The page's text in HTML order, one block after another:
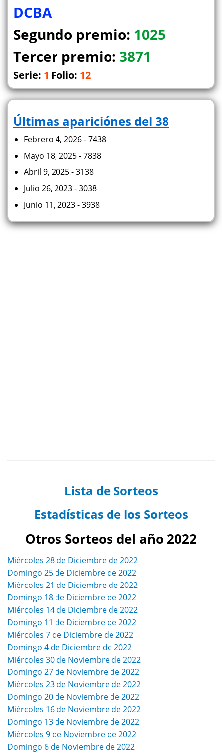
DCBA
Segundo premio: 1025
Tercer premio: 3871
Serie: 1 Folio: 12
Últimas apariciónes del 38
Febrero 4, 2026 - 7438
Mayo 18, 2025 - 7838
Abril 9, 2025 - 3138
Julio 26, 2023 - 3038
Junio 11, 2023 - 3938
Lista de Sorteos
Estadísticas de los Sorteos
Otros Sorteos del año 2022
Miércoles 28 de Diciembre de 2022
Domingo 25 de Diciembre de 2022
Miércoles 21 de Diciembre de 2022
Domingo 18 de Diciembre de 2022
Miércoles 14 de Diciembre de 2022
Domingo 11 de Diciembre de 2022
Miércoles 7 de Diciembre de 2022
Domingo 4 de Diciembre de 2022
Miércoles 30 de Noviembre de 2022
Domingo 27 de Noviembre de 2022
Miércoles 23 de Noviembre de 2022
Domingo 20 de Noviembre de 2022
Miércoles 16 de Noviembre de 2022
Domingo 13 de Noviembre de 2022
Miércoles 9 de Noviembre de 2022
Domingo 6 de Noviembre de 2022